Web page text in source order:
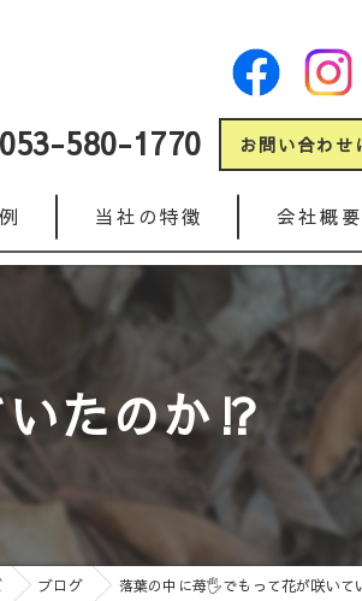
053-580-1770 お問い合わせ
当社の特徴
新築
ガレージ
インターロッキング
会社概要
いたのか⁉️
ブログ 落葉の中に苺🖐️でもって花が咲いて